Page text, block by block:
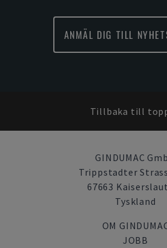
ANMÄL DIG TILL
Tillbaka till
GINDUMAC
Trippstadter
67663
Tyskland
OM
JOBB